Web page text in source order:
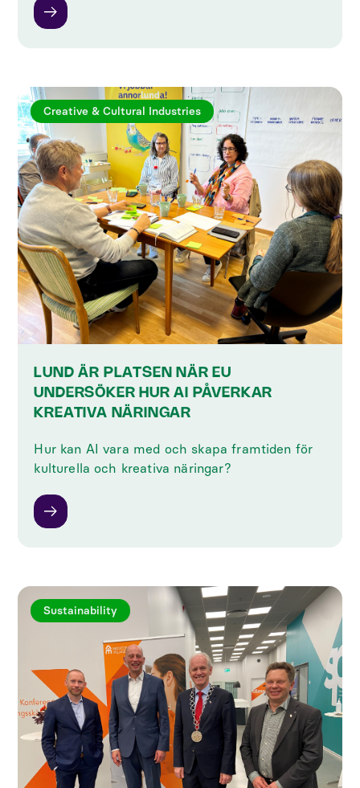
Creative & Cultural Industries
LUND ÄR PLATSEN NÄR EU
UNDERSÖKER HUR AI PÅVERKAR
KREATIVA NÄRINGAR
Hur kan AI vara med och skapa framtiden för
kulturella och kreativa näringar?
Sustainability